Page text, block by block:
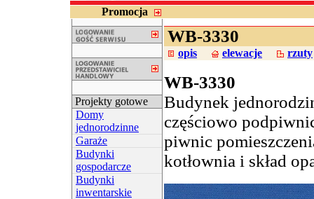
Promocja
Projekty gotowe
Domy
jednorodzinne
Garaże
Budynki
gospodarcze
Budynki
inwentarskie
WB-3330
opis elewacje rzuty
WB-3330
Budynek
częściowo
piwnic
kotłownia i skład